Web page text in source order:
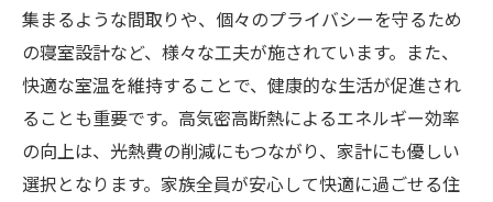
集まるような間取りや、個々のプライバシーを守るため
の寝室設計など、様々な工夫が施されています。また、
快適な室温を維持することで、健康的な生活が促進され
ることも重要です。高気密高断熱によるエネルギー効率
の向上は、光熱費の削減にもつながり、家計にも優しい
選択となります。家族全員が安心して快適に過ごせる住